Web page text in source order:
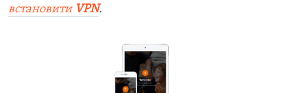
встановити VPN.